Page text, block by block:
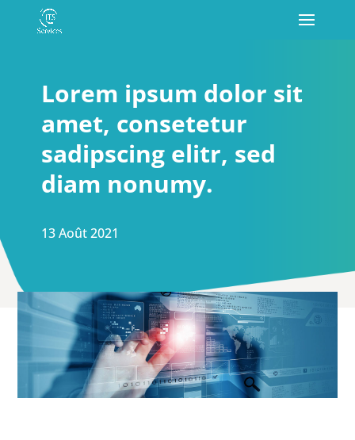
Lorem ipsum dolor sit
amet, consetetur
sadipscing elitr, sed
diam nonumy.
13 Août 2021